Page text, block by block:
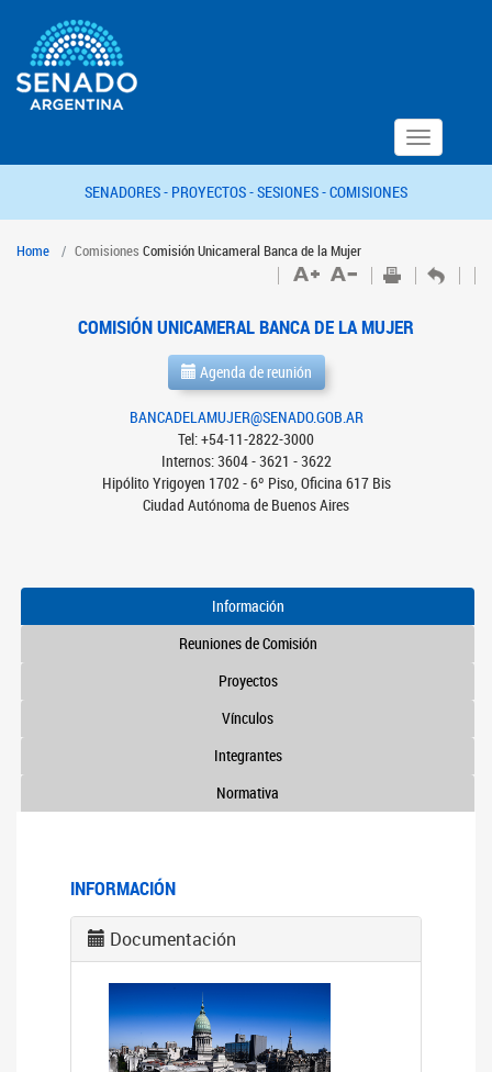
Toggle
navigation
SENADORES - PROYECTOS -SESIONES -COMISIONES
Home Comisiones Comisión Unicameral Banca de la Mujer
COMISIÓN UNICAMERAL BANCA DE LA MUJER
Agenda de reunión
BANCADELAMUJER@SENADO.GOB.AR
Tel: +54-11-2822-3000
Internos: 3604 - 3621 - 3622
Hipólito Yrigoyen 1702 - 6º Piso, Oficina 617 Bis
Ciudad Autónoma de Buenos Aires
Información
Reuniones de Comisión
Proyectos
Vínculos
Integrantes
Normativa
INFORMACIÓN
Documentación